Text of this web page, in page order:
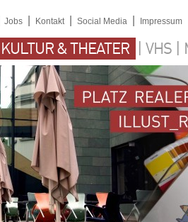
Jobs Kontakt Social Media Impressum
KULTUR & THEATER VHS